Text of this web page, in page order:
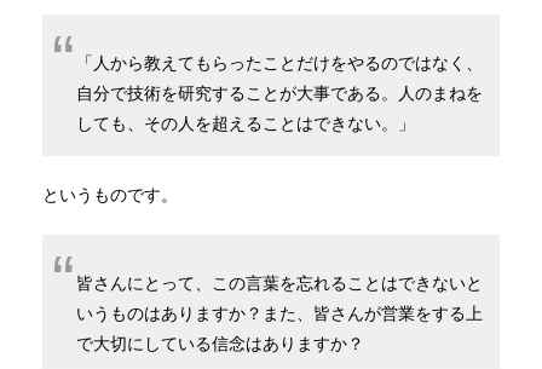
「人から教えてもらったことだけをやるのではなく、
自分で技術を研究することが大事である。人のまねを
しても、その人を超えることはできない。」
というものです。
皆さんにとって、この言葉を忘れることはできないと
いうものはありますか？また、皆さんが営業をする上
で大切にしている信念はありますか？